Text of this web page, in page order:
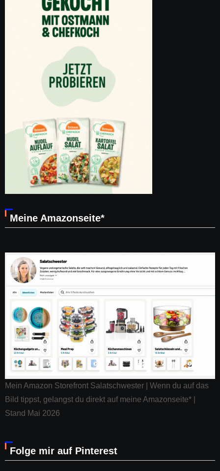
Meine Amazonseite*
Mein Amazon Storefront Salatschwester | Wenn du auf das
Bild tippst, gelangst du direkt auf meine Amazonseite* |
Stand Mai 2026
Folge mir auf Pinterest